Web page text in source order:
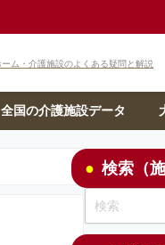
全国の介護施設データ
検索（